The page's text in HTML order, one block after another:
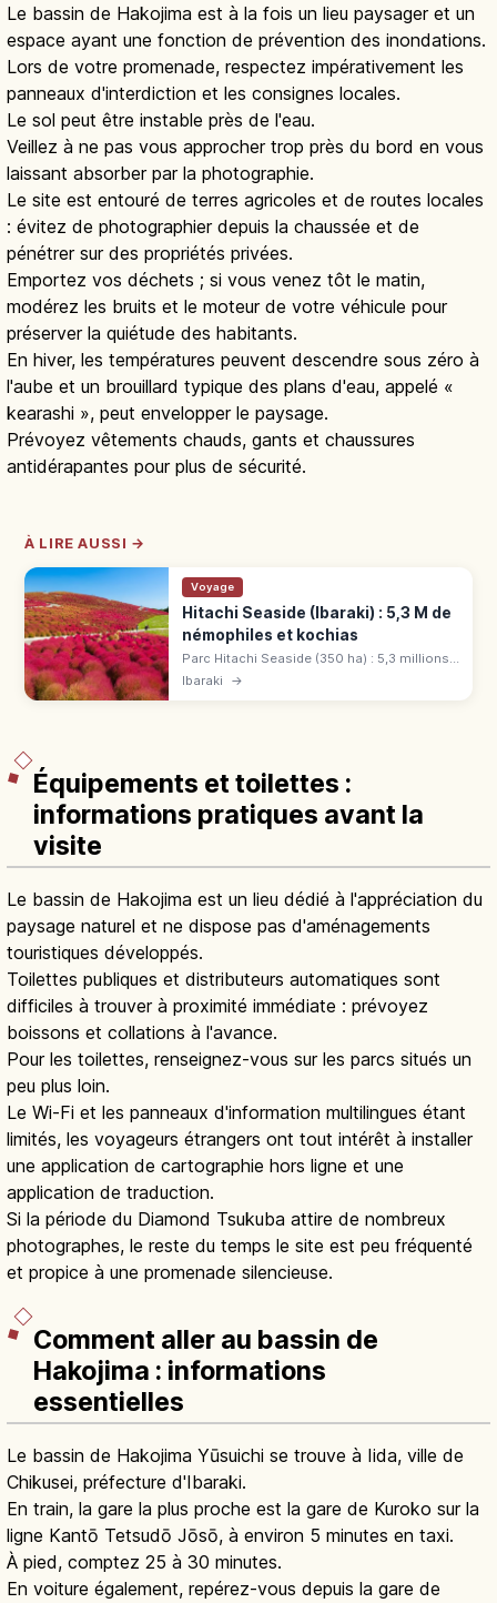
Le bassin de Hakojima est à la fois un lieu paysager et un
espace ayant une fonction de prévention des inondations.
Lors de votre promenade, respectez impérativement les
panneaux d'interdiction et les consignes locales.
Le sol peut être instable près de l'eau.
Veillez à ne pas vous approcher trop près du bord en vous
laissant absorber par la photographie.
Le site est entouré de terres agricoles et de routes locales
: évitez de photographier depuis la chaussée et de
pénétrer sur des propriétés privées.
Emportez vos déchets ; si vous venez tôt le matin,
modérez les bruits et le moteur de votre véhicule pour
préserver la quiétude des habitants.
En hiver, les températures peuvent descendre sous zéro à
l'aube et un brouillard typique des plans d'eau, appelé «
kearashi », peut envelopper le paysage.
Prévoyez vêtements chauds, gants et chaussures
antidérapantes pour plus de sécurité.
À LIRE AUSSI →
Voyage
Hitachi Seaside (Ibaraki) : 5,3 M de
némophiles et kochias
Parc Hitachi Seaside (350 ha) : 5,3 millions
de némophiles au printemps, kochias
Ibaraki →
Équipements et toilettes :
informations pratiques avant la
visite
Le bassin de Hakojima est un lieu dédié à l'appréciation du
paysage naturel et ne dispose pas d'aménagements
touristiques développés.
Toilettes publiques et distributeurs automatiques sont
difficiles à trouver à proximité immédiate : prévoyez
boissons et collations à l'avance.
Pour les toilettes, renseignez-vous sur les parcs situés un
peu plus loin.
Le Wi-Fi et les panneaux d'information multilingues étant
limités, les voyageurs étrangers ont tout intérêt à installer
une application de cartographie hors ligne et une
application de traduction.
Si la période du Diamond Tsukuba attire de nombreux
photographes, le reste du temps le site est peu fréquenté
et propice à une promenade silencieuse.
Comment aller au bassin de
Hakojima : informations
essentielles
Le bassin de Hakojima Yūsuichi se trouve à Iida, ville de
Chikusei, préfecture d'Ibaraki.
En train, la gare la plus proche est la gare de Kuroko sur la
ligne Kantō Tetsudō Jōsō, à environ 5 minutes en taxi.
À pied, comptez 25 à 30 minutes.
En voiture également, repérez-vous depuis la gare de